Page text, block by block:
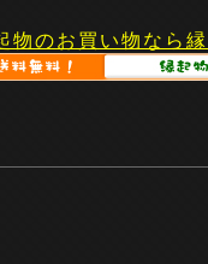
物のお買い物なら